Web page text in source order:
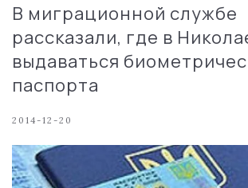
В миграционной службе
рассказали, где в
выдаваться
паспорта
2014-12-20